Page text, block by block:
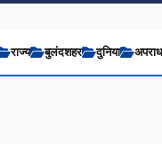
राज्य बुलंदशहर दुनिया अपराध